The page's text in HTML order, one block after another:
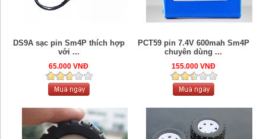
DS9A sạc pin Sm4P thích hợp
với ...
65.000 VNĐ
PCT59 pin 7.4V 600mah Sm4P
chuyên dùng ...
155.000 VNĐ